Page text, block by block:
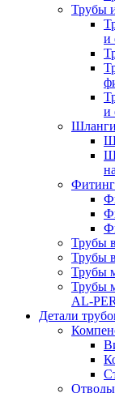
Трубы
и
и
Шланги
Трубы
Трубы
Трубы
Трубы
AL-
Детали